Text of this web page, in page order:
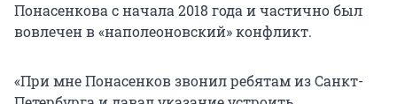
Понасенкова с начала 2018 года и частично был
вовлечен в «наполеоновский» конфликт.
«При мне Понасенков звонил ребятам из Санкт-